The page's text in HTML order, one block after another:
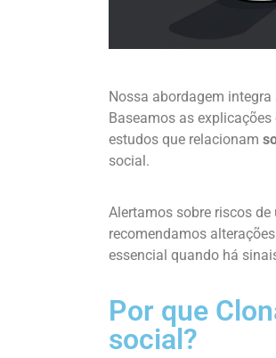
Nossa abordagem
Baseamos as
estudos que relacionam
social.
Alertamos sobre riscos
recomendamos
essencial quando há
Por que
social?